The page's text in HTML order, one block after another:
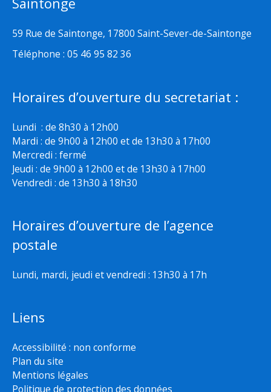
59 Rue de Saintonge, 17800 Saint-Sever-de-Saintonge
Téléphone : 05 46 95 82 36
Horaires d’ouverture du secretariat :
Lundi : de 8h30 à 12h00
Mardi : de 9h00 à 12h00 et de 13h30 à 17h00
Mercredi : fermé
Jeudi : de 9h00 à 12h00 et de 13h30 à 17h00
Vendredi : de 13h30 à 18h30
Horaires d’ouverture de l’agence
postale
Lundi, mardi, jeudi et vendredi : 13h30 à 17h
Liens
Accessibilité : non conforme
Plan du site
Mentions légales
Politique de protection des données